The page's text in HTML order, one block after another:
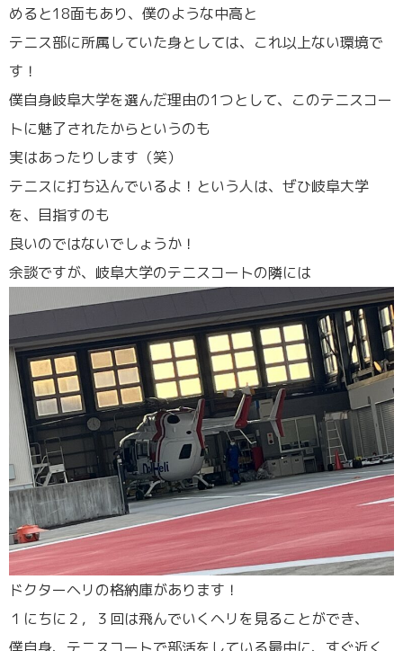
めると18面もあり、僕のような中高と
テニス部に所属していた身としては、これ以上ない環境で
す！
僕自身岐阜大学を選んだ理由の1つとして、このテニスコー
トに魅了されたからというのも
実はあったりします（笑）
テニスに打ち込んでいるよ！という人は、ぜひ岐阜大学
を、目指すのも
良いのではないでしょうか！
余談ですが、岐阜大学のテニスコートの隣には
ドクターヘリの格納庫があります！
１にちに２，３回は飛んでいくヘリを見ることができ、